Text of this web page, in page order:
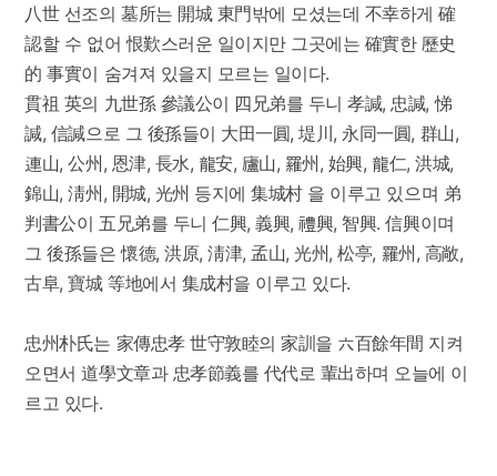
八世 선조의 墓所는 開城 東門밖에 모셨는데 不幸하게 確
認할 수 없어 恨歎스러운 일이지만 그곳에는 確實한 歷史
的 事實이 숨겨져 있을지 모르는 일이다.
貫祖 英의 九世孫 參議公이 四兄弟를 두니 孝諴, 忠諴, 悌
諴, 信諴으로 그 後孫들이 大田一圓, 堤川, 永同一圓, 群山,
連山, 公州, 恩津, 長水, 龍安, 廬山, 羅州, 始興, 龍仁, 洪城,
錦山, 淸州, 開城, 光州 등지에 集城村 을 이루고 있으며 弟
判書公이 五兄弟를 두니 仁興, 義興, 禮興, 智興. 信興이며
그 後孫들은 懷德, 洪原, 淸津, 孟山, 光州, 松亭, 羅州, 高敞,
古阜, 寶城 等地에서 集成村을 이루고 있다.
忠州朴氏는 家傳忠孝 世守敦睦의 家訓을 六百餘年間 지켜
오면서 道學文章과 忠孝節義를 代代로 輩出하며 오늘에 이
르고 있다.